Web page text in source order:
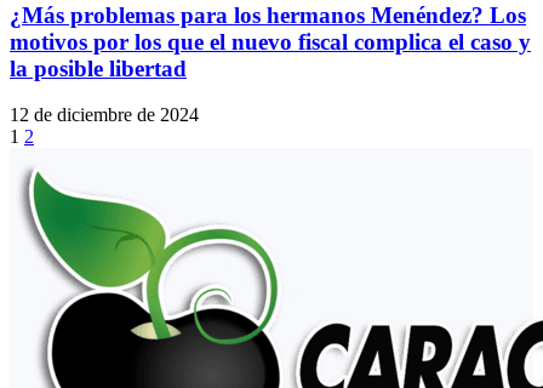
¿Más problemas para los hermanos Menéndez? Los
motivos por los que el nuevo fiscal complica el caso y
la posible libertad
12 de diciembre de 2024
1 2